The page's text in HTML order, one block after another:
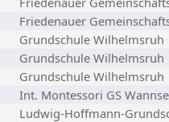
Friedenauer
Grundschule Wilhelmsruh
Grundschule Wilhelmsruh
Grundschule Wilhelmsruh
Int. Montessori GS
Ludwig-Hoffmann-